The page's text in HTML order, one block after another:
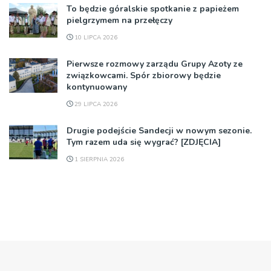
To będzie góralskie spotkanie z papieżem
pielgrzymem na przełęczy
10 LIPCA 2026
Pierwsze rozmowy zarządu Grupy Azoty ze
związkowcami. Spór zbiorowy będzie
kontynuowany
29 LIPCA 2026
Drugie podejście Sandecji w nowym sezonie.
Tym razem uda się wygrać? [ZDJĘCIA]
1 SIERPNIA 2026